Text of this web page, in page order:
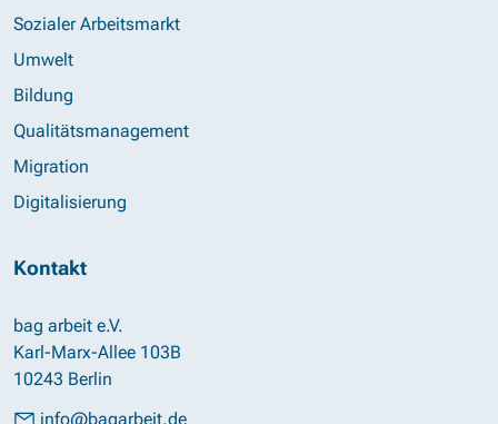
Sozialer Arbeitsmarkt
Umwelt
Bildung
Qualitätsmanagement
Migration
Digitalisierung
Kontakt
bag arbeit e.V.
Karl-Marx-Allee 103B
10243 Berlin
info@bagarbeit.de